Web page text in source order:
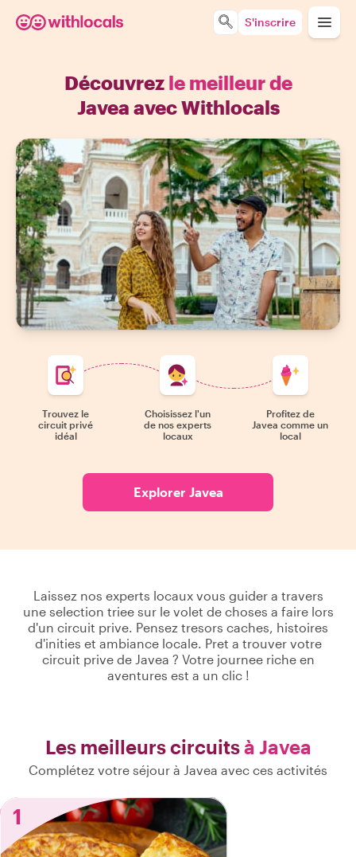
S'inscrire
Découvrez le meilleur de
Javea avec Withlocals
Trouvez le
circuit privé
idéal
Choisissez l'un
de nos experts
locaux
Profitez de
Javea comme un
local
Explorer Javea
Laissez nos experts locaux vous guider a travers
une selection triee sur le volet de choses a faire lors
d'un circuit prive. Pensez tresors caches, histoires
d'inities et ambiance locale. Pret a trouver votre
circuit prive de Javea ? Votre journee riche en
aventures est a un clic !
Les meilleurs circuitsà Javea
Complétez votre séjour à Javea avec ces activités
1